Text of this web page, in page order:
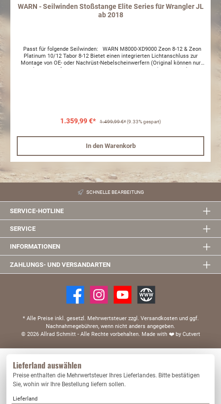
WARN - Seilwinden Stoßstange Elite Series für Wrangler JL
ab 2018
Passt für folgende Seilwinden: WARN M8000-XD9000 Zeon 8-12 & Zeon
Platinum 10/12 Tabor 8-12 Bietet einen integrierten Lichtanschluss zur
Montage von OE- oder Nachrüst-Nebelscheinwerfern (Original können nur
prüfen Sie vor Kauf und Montage mit Ihrer Prüfstelle, ob eine Abnahme mit
Eintragung möglich ist. Gerne helfen wir Ihnen bei Fragen weiter. Um die
gereinigt und mit einem wasserabweisenden Film (z.B. Wachs) behandelt
werden. Dementsprechend stellen ansonsten entstandene optische Mängel
1.359,99 €* 1.499,99 €*(9.33% gespart)
In den Warenkorb
SCHNELLE BEARBEITUNG
SERVICE-HOTLINE
SERVICE
INFORMATIONEN
ZAHLUNGS- UND VERSANDARTEN
* Alle Preise inkl. gesetzl. Mehrwertsteuer zzgl. Versandkosten und ggf.
Nachnahmegebühren, wenn nicht anders angegeben.
© 2026 Allrad Schmitt - Alle Rechte vorbehalten. Made with ❤️by Cutvert
Lieferland auswählen
Preise enthalten die Mehrwertsteuer Ihres Lieferlandes. Bitte bestätigen
Sie, wohin wir Ihre Bestellung liefern sollen.
Lieferland
Nur technisch notwendige